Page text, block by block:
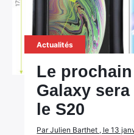
Actualités
Le
Galaxy
le S20
Par Julien Barthet , le 13